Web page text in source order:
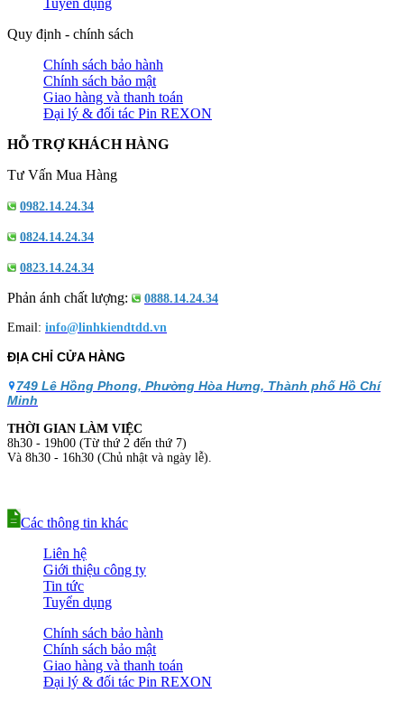
Quy định - chính sách
Chính sách bảo hành
Chính sách bảo mật
Giao hàng và thanh toán
Đại lý & đối tác Pin REXON
HỖ TRỢ KHÁCH HÀNG
Tư Vấn Mua Hàng
0982.14.24.34
0824.14.24.34
0823.14.24.34
Phản ánh chất lượng: 0888.14.24.34
Email: info@linhkiendtdd.vn
ĐỊA CHỈ CỬA HÀNG
749 Lê Hồng Phong, Phường Hòa Hưng, Thành phố Hồ Chí
Minh
THỜI GIAN LÀM VIỆC
8h30 - 19h00 (Từ thứ 2 đến thứ 7)
Và 8h30 - 16h30 (Chủ nhật và ngày lễ).
Các thông tin khác
Liên hệ
Giới thiệu công ty
Tin tức
Tuyển dụng
Chính sách bảo hành
Chính sách bảo mật
Giao hàng và thanh toán
Đại lý & đối tác Pin REXON